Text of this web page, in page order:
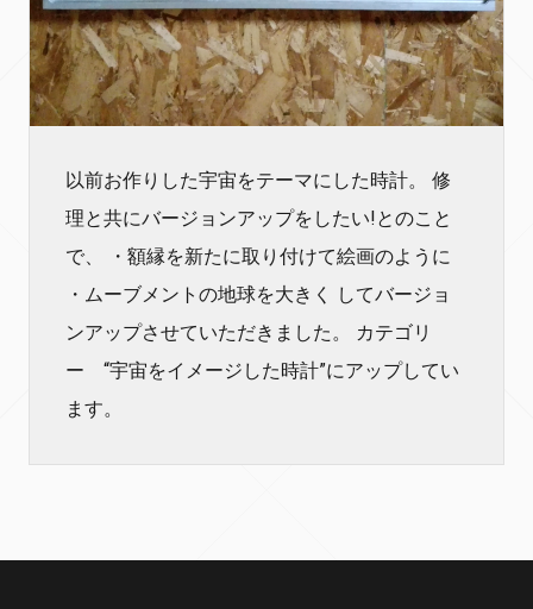
以前お作りした宇宙をテーマにした時計。 修
理と共にバージョンアップをしたい!とのこと
で、 ・額縁を新たに取り付けて絵画のように
・ムーブメントの地球を大きく してバージョ
ンアップさせていただきました。 カテゴリ
ー “宇宙をイメージした時計”にアップしてい
ます。